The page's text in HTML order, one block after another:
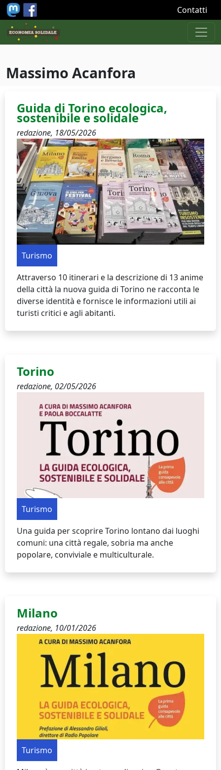
Salta al contenuto principale Contatti
Massimo Acanfora
Guida di Torino ecologica,
sostenibile e solidale
redazione, 18/05/2026
Turismo
Attraverso 10 itinerari e la descrizione di 13 anime
della città la nuova guida di Torino ne racconta le
diverse identità e fornisce le informazioni utili ai
turisti critici e agli abitanti.
Torino
redazione, 02/05/2026
Turismo
Una guida per scoprire Torino lontano dai luoghi
comuni: una città regale, sobria ma anche
popolare, conviviale e multiculturale.
Milano
redazione, 10/01/2026
Turismo